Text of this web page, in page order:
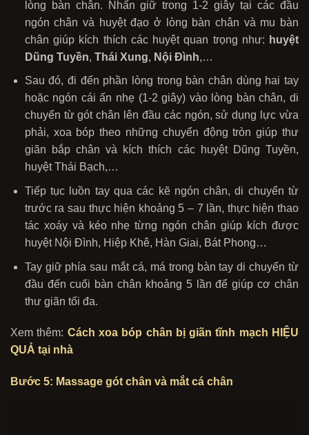
lòng bàn chân. Nhấn giữ trong 1-2 giây tại các đầu
ngón chân và huyệt đạo ở lòng bàn chân và mu bàn
chân giúp kích thích các huyệt quan trọng như: huyệt
Dũng Tuyền, Thái Xung, Nội Đình,…
Sau đó, đi đến phần lòng trong bàn chân dùng hai tay
hoặc ngón cái ấn nhẹ (1-2 giây) vào lòng bàn chân, di
chuyển từ gót chân lên đầu các ngón, sử dụng lực vừa
phải, xoa bóp theo những chuyển động tròn giúp thư
giãn bắp chân và kích thích các huyệt Dũng Tuyền,
huyệt Thái Bạch,…
Tiếp tục luồn tay qua các kẽ ngón chân, di chuyển từ
trước ra sau thực hiện khoảng 5 – 7 lần, thực hiện thao
tác xoáy và kéo nhẹ từng ngón chân giúp kích được
huyệt Nội Đình, Hiệp Khê, Hàn Giai, Bát Phong…
Tay giữ phía sau mắt cá, má trong bàn tay di chuyển từ
đầu đến cuối bàn chân khoảng 5 lần để giúp cơ chân
thư giãn tối đa.
Xem thêm: Cách xoa bóp chân bị giãn tĩnh mạch HIỆU
QUẢ tại nhà
Bước 5: Massage gót chân và mắt cá chân